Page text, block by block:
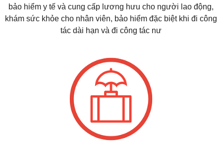
bảo hiểm y tế và cung cấp lương hưu cho người lao động,
khám sức khỏe cho nhân viên, bảo hiểm đặc biệt khi đi công
tác dài hạn và đi công tác nư